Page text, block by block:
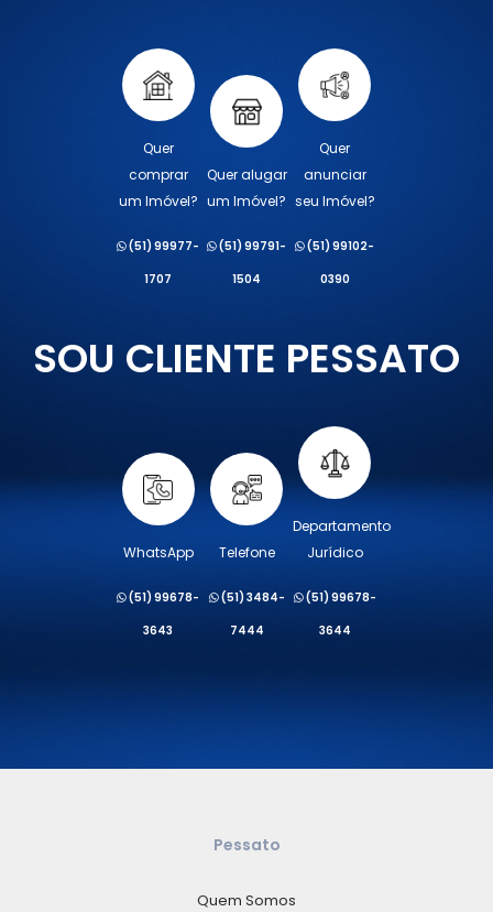
Quer
comprar
um Imóvel?
(51) 99977-
1707
Quer alugar
um Imóvel?
(51) 99791-
1504
Quer
anunciar
seu Imóvel?
(51) 99102-
0390
SOU CLIENTE PESSATO
WhatsApp
(51) 99678-
3643
Telefone
(51) 3484-
7444
Departamento
Jurídico
(51) 99678-
3644
Pessato
Quem Somos